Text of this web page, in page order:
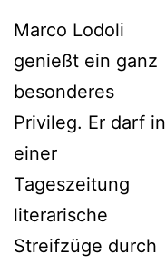
Marco Lodoli
genießt ein ganz
besonderes
Privileg. Er darf in
einer
Tageszeitung
literarische
Streifzüge durch